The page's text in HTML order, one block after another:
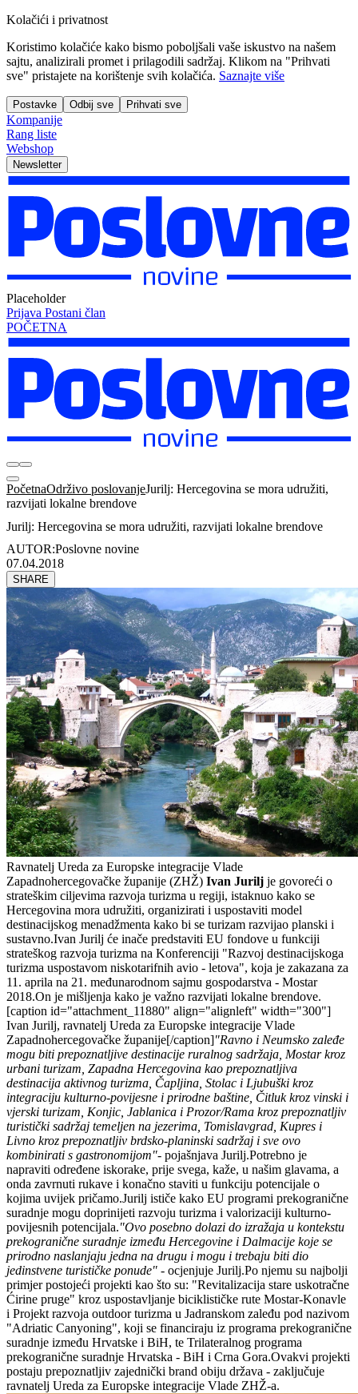
Kolačići i privatnost
Koristimo kolačiće kako bismo poboljšali vaše iskustvo na našem
sajtu, analizirali promet i prilagodili sadržaj. Klikom na "Prihvati
sve" pristajete na korištenje svih kolačića. Saznajte više
Postavke Odbij sve Prihvati sve
Kompanije
Rang liste
Webshop
Newsletter
Placeholder
Prijava Postani član
POČETNA
PočetnaOdrživo poslovanjeJurilj: Hercegovina se mora udružiti,
razvijati lokalne brendove
Jurilj: Hercegovina se mora udružiti, razvijati lokalne brendove
AUTOR:Poslovne novine
07.04.2018
SHARE
Ravnatelj Ureda za Europske integracije Vlade
Zapadnohercegovačke županije (ZHŽ) Ivan Jurilj je govoreći o
strateškim ciljevima razvoja turizma u regiji, istaknuo kako se
Hercegovina mora udružiti, organizirati i uspostaviti model
destinacijskog menadžmenta kako bi se turizam razvijao planski i
sustavno.Ivan Jurilj će inače predstaviti EU fondove u funkciji
strateškog razvoja turizma na Konferenciji "Razvoj destinacijskoga
turizma uspostavom niskotarifnih avio - letova", koja je zakazana za
11. aprila na 21. međunarodnom sajmu gospodarstva - Mostar
2018.On je mišljenja kako je važno razvijati lokalne brendove.
[caption id="attachment_11880" align="alignleft" width="300"]
Ivan Jurilj, ravnatelj Ureda za Europske integracije Vlade
Zapadnohercegovačke županije[/caption]"Ravno i Neumsko zaleđe
mogu biti prepoznatljive destinacije ruralnog sadržaja, Mostar kroz
urbani turizam, Zapadna Hercegovina kao prepoznatljiva
destinacija aktivnog turizma, Čapljina, Stolac i Ljubuški kroz
integraciju kulturno-povijesne i prirodne baštine, Čitluk kroz vinski i
vjerski turizam, Konjic, Jablanica i Prozor/Rama kroz prepoznatljiv
turistički sadržaj temeljen na jezerima, Tomislavgrad, Kupres i
Livno kroz prepoznatljiv brdsko-planinski sadržaj i sve ovo
kombinirati s gastronomijom"- pojašnjava Jurilj.Potrebno je
napraviti određene iskorake, prije svega, kaže, u našim glavama, a
onda zavrnuti rukave i konačno staviti u funkciju potencijale o
kojima uvijek pričamo.Jurilj ističe kako EU programi prekogranične
suradnje mogu doprinijeti razvoju turizma i valorizaciji kulturno-
povijesnih potencijala."Ovo posebno dolazi do izražaja u kontekstu
prekogranične suradnje između Hercegovine i Dalmacije koje se
prirodno naslanjaju jedna na drugu i mogu i trebaju biti dio
jedinstvene turističke ponude" - ocjenjuje Jurilj.Po njemu su najbolji
primjer postojeći projekti kao što su: "Revitalizacija stare uskotračne
Ćirine pruge" kroz uspostavljanje biciklističke rute Mostar-Konavle
i Projekt razvoja outdoor turizma u Jadranskom zaleđu pod nazivom
"Adriatic Canyoning", koji se financiraju iz programa prekogranične
suradnje između Hrvatske i BiH, te Trilateralnog programa
prekogranične suradnje Hrvatska - BiH i Crna Gora.Ovakvi projekti
postaju prepoznatljiv zajednički brand obiju država - zaključuje
ravnatelj Ureda za Europske integracije Vlade ZHŽ-a.